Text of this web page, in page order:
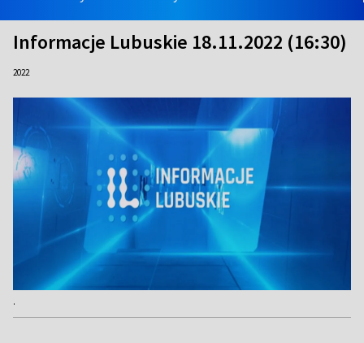
Informacje Lubuskie 18.11.2022 (16:30)
2022
.